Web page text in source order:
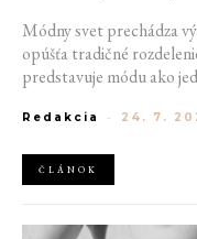
Módny svet prechádza
opúšťa tradičné
predstavuje módu ako
udržateľnosť naznačujú,
Redakcia - 24. 7.
ČLÁNOK